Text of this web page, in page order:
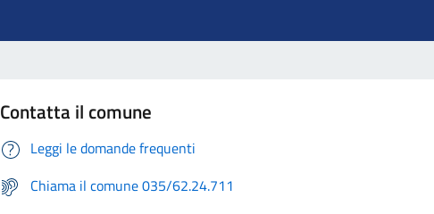
Contatta il comune
Leggi le domande frequenti
Chiama il comune 035/62.24.711